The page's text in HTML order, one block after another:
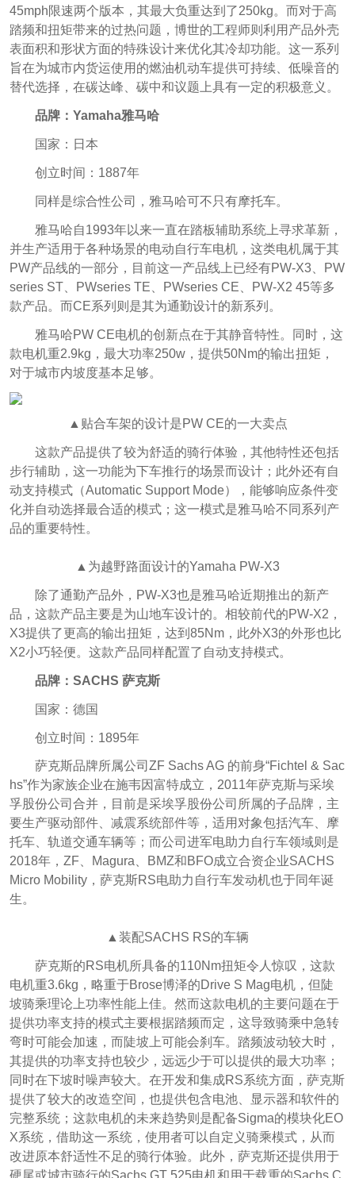
45mph限速两个版本，其最大负重达到了250kg。而对于高
踏频和扭矩带来的过热问题，博世的工程师则利用产品外壳
表面积和形状方面的特殊设计来优化其冷却功能。 这一系列
旨在为城市内货运使用的燃油机动车提供可持续、低噪音的
替代选择，在碳达峰、碳中和议题上具有一定的积极意义。
品牌：Yamaha雅马哈
国家：日本
创立时间：1887年
同样是综合性公司，雅马哈可不只有摩托车。
雅马哈自1993年以来一直在踏板辅助系统上寻求革新，
并生产适用于各种场景的电动自行车电机，这类电机属于其
PW产品线的一部分，目前这一产品线上已经有PW-X3、PW
series ST、PWseries TE、PWseries CE、PW-X2 45等多
款产品。而CE系列则是其为通勤设计的新系列。
雅马哈PW CE电机的创新点在于其静音特性。同时，这
款电机重2.9kg，最大功率250w，提供50Nm的输出扭矩，
对于城市内坡度基本足够。
▲贴合车架的设计是PW CE的一大卖点
这款产品提供了较为舒适的骑行体验，其他特性还包括
步行辅助，这一功能为下车推行的场景而设计；此外还有自
动支持模式（Automatic Support Mode），能够响应条件变
化并自动选择最合适的模式；这一模式是雅马哈不同系列产
品的重要特性。
▲为越野路面设计的Yamaha PW-X3
除了通勤产品外，PW-X3也是雅马哈近期推出的新产
品，这款产品主要是为山地车设计的。相较前代的PW-X2，
X3提供了更高的输出扭矩，达到85Nm，此外X3的外形也比
X2小巧轻便。这款产品同样配置了自动支持模式。
品牌：SACHS 萨克斯
国家：德国
创立时间：1895年
萨克斯品牌所属公司ZF Sachs AG 的前身“Fichtel & Sac
hs”作为家族企业在施韦因富特成立，2011年萨克斯与采埃
孚股份公司合并，目前是采埃孚股份公司所属的子品牌，主
要生产驱动部件、减震系统部件等，适用对象包括汽车、摩
托车、轨道交通车辆等；而公司进军电助力自行车领域则是
2018年，ZF、Magura、BMZ和BFO成立合资企业SACHS
Micro Mobility，萨克斯RS电助力自行车发动机也于同年诞
生。
▲装配SACHS RS的车辆
萨克斯的RS电机所具备的110Nm扭矩令人惊叹，这款
电机重3.6kg，略重于Brose博泽的Drive S Mag电机，但陡
坡骑乘理论上功率性能上佳。然而这款电机的主要问题在于
提供功率支持的模式主要根据踏频而定，这导致骑乘中急转
弯时可能会加速，而陡坡上可能会刹车。踏频波动较大时，
其提供的功率支持也较少，远远少于可以提供的最大功率；
同时在下坡时噪声较大。在开发和集成RS系统方面，萨克斯
提供了较大的改造空间，也提供包含电池、显示器和软件的
完整系统；这款电机的未来趋势则是配备Sigma的模块化EO
X系统，借助这一系统，使用者可以自定义骑乘模式，从而
改进原本舒适性不足的骑行体验。此外，萨克斯还提供用于